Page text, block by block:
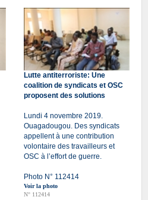
Lutte antiterroriste: Une
coalition de syndicats et OSC
proposent des solutions
Lundi 4 novembre 2019.
Ouagadougou. Des syndicats
appellent à une contribution
volontaire des travailleurs et
OSC à l’effort de guerre.
Photo N° 112414
Voir la photo
N° 112414